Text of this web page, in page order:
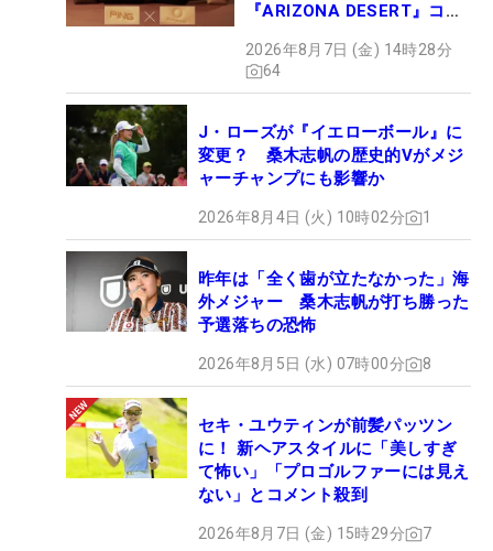
『ARIZONA DESERT』コレ
ュー
2026年8月7日 (金) 14時28分
64
J・ローズが『イエローボール』に
変更？ 桑木志帆の歴史的Vがメジ
ャーチャンプにも影響か
2026年8月4日 (火) 10時02分 1
昨年は「全く歯が立たなかった」海
外メジャー 桑木志帆が打ち勝った
予選落ちの恐怖
2026年8月5日 (水) 07時00分 8
セキ・ユウティンが前髪パッツン
に！ 新ヘアスタイルに「美しすぎ
て怖い」「プロゴルファーには見え
ない」とコメント殺到
2026年8月7日 (金) 15時29分 7